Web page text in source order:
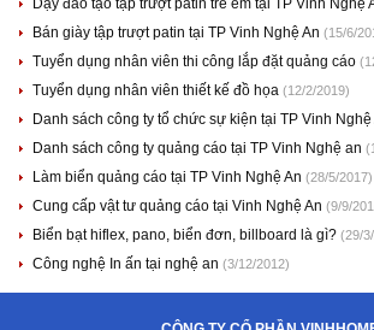
Dạy đào tạo tập trượt patin trẻ em tại TP Vinh Nghệ
Bán giày tập trượt patin tại TP Vinh Nghệ An (15/6/
Tuyển dụng nhân viên thi công lắp đặt quảng cáo
Tuyển dụng nhân viên thiết kế đồ họa (12/2/2019)
Danh sách công ty tổ chức sự kiện tại TP Vinh Nghệ
Danh sách công ty quảng cáo tại TP Vinh Nghệ an
Làm biển quảng cáo tại TP Vinh Nghệ An (28/5/2017)
Cung cấp vật tư quảng cáo tại Vinh Nghệ An (9/9/
Biển bạt hiflex, pano, biển đơn, billboard là gì? (29/
Công nghệ In ấn tại nghệ an (3/12/2012)